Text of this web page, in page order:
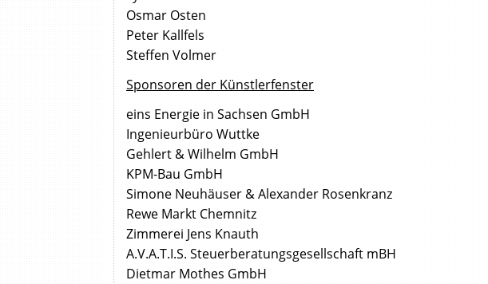
Osmar Osten
Peter Kallfels
Steffen Volmer
Sponsoren der Künstlerfenster
eins Energie in Sachsen GmbH
Ingenieurbüro Wuttke
Gehlert & Wilhelm GmbH
KPM-Bau GmbH
Simone Neuhäuser & Alexander Rosenkranz
Rewe Markt Chemnitz
Zimmerei Jens Knauth
A.V.A.T.I.S. Steuerberatungsgesellschaft mBH
Dietmar Mothes GmbH